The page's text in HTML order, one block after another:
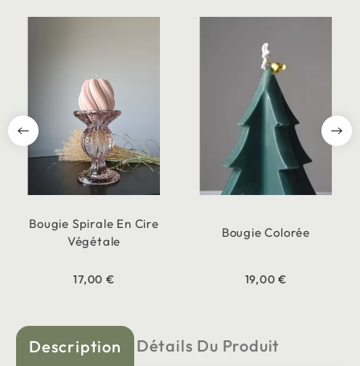
Bougie Spirale En Cire
Végétale
17,00 €
Bougie Colorée
19,00 €
Description Détails Du Produit